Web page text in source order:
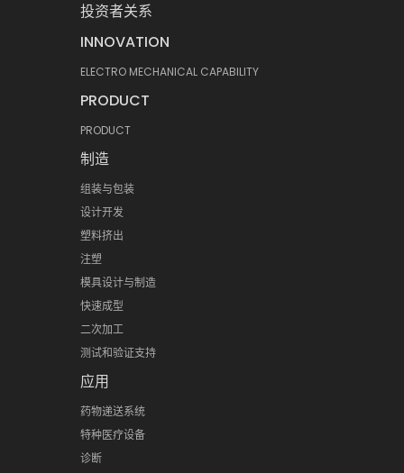
投资者关系
INNOVATION
ELECTRO MECHANICAL CAPABILITY
PRODUCT
PRODUCT
制造
组装与包装
设计开发
塑料挤出
注塑
模具设计与制造
快速成型
二次加工
测试和验证支持
应用
药物递送系统
特种医疗设备
诊断